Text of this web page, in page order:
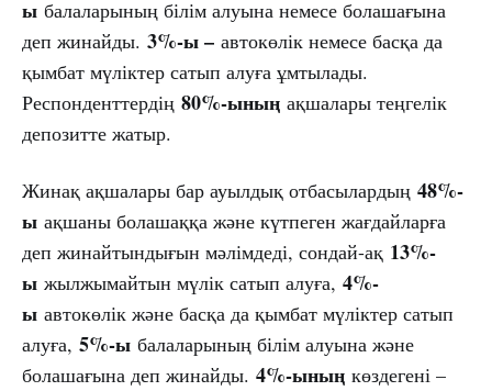
ы балаларының білім алуына немесе болашағына
деп жинайды. 3%-ы – автокөлік немесе басқа да
қымбат мүліктер сатып алуға ұмтылады.
Респонденттердің 80%-ының ақшалары теңгелік
депозитте жатыр.
Жинақ ақшалары бар ауылдық отбасылардың 48%-
ы ақшаны болашаққа және күтпеген жағдайларға
деп жинайтындығын мәлімдеді, сондай-ақ 13%-
ы жылжымайтын мүлік сатып алуға, 4%-
ы автокөлік және басқа да қымбат мүліктер сатып
алуға, 5%-ы балаларының білім алуына және
болашағына деп жинайды. 4%-ының көздегені –